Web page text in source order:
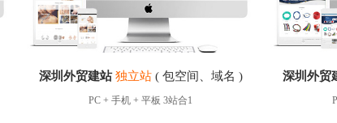
深圳外贸建站 独立站( 包空间、域名 )
PC + 手机 + 平板 3站合1
深圳外贸